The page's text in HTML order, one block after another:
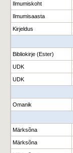
Ilmumiskoht
Ilmumisaasta
Kirjeldus
Bibliokirje (Ester)
UDK
UDK
Omanik
Märksõna
Märksõna